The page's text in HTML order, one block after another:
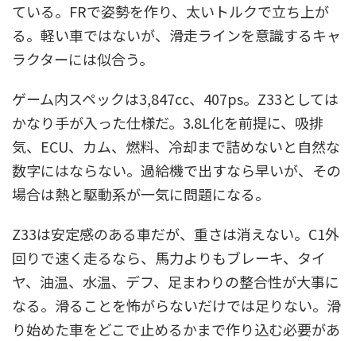
ている。FRで姿勢を作り、太いトルクで立ち上が
る。軽い車ではないが、滑走ラインを意識するキャ
ラクターには似合う。
ゲーム内スペックは3,847cc、407ps。Z33としては
かなり手が入った仕様だ。3.8L化を前提に、吸排
気、ECU、カム、燃料、冷却まで詰めないと自然な
数字にはならない。過給機で出すなら早いが、その
場合は熱と駆動系が一気に問題になる。
Z33は安定感のある車だが、重さは消えない。C1外
回りで速く走るなら、馬力よりもブレーキ、タイ
ヤ、油温、水温、デフ、足まわりの整合性が大事に
なる。滑ることを怖がらないだけでは足りない。滑
り始めた車をどこで止めるかまで作り込む必要があ